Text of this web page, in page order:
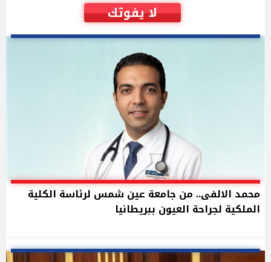
لا يفوتك
محمد الالفى.. من جامعة عين شمس لرئاسة الكلية
الملكية لجراحة العيون ببريطانيا